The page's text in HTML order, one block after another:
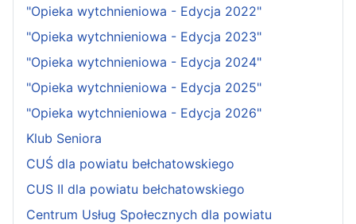
"Opieka wytchnieniowa - Edycja 2022"
"Opieka wytchnieniowa - Edycja 2023"
"Opieka wytchnieniowa - Edycja 2024"
"Opieka wytchnieniowa - Edycja 2025"
"Opieka wytchnieniowa - Edycja 2026"
Klub Seniora
CUŚ dla powiatu bełchatowskiego
CUS II dla powiatu bełchatowskiego
Centrum Usług Społecznych dla powiatu